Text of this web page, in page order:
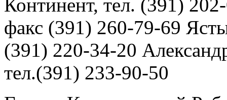
Континент, тел. (391)
факс (391) 260-79-69
(391) 220-34-20
тел.(391) 233-90-50